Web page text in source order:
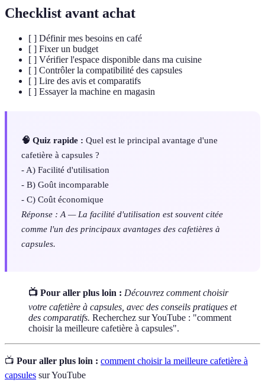
Checklist avant achat
[ ] Définir mes besoins en café
[ ] Fixer un budget
[ ] Vérifier l'espace disponible dans ma cuisine
[ ] Contrôler la compatibilité des capsules
[ ] Lire des avis et comparatifs
[ ] Essayer la machine en magasin
🧠 Quiz rapide : Quel est le principal avantage d'une
cafetière à capsules ?
- A) Facilité d'utilisation
- B) Goût incomparable
- C) Coût économique
Réponse : A — La facilité d'utilisation est souvent citée
comme l'un des principaux avantages des cafetières à
capsules.
📺 Pour aller plus loin : Découvrez comment choisir
votre cafetière à capsules, avec des conseils pratiques et
des comparatifs. Recherchez sur YouTube : "comment
choisir la meilleure cafetière à capsules".
📺 Pour aller plus loin : comment choisir la meilleure cafetière à
capsules sur YouTube